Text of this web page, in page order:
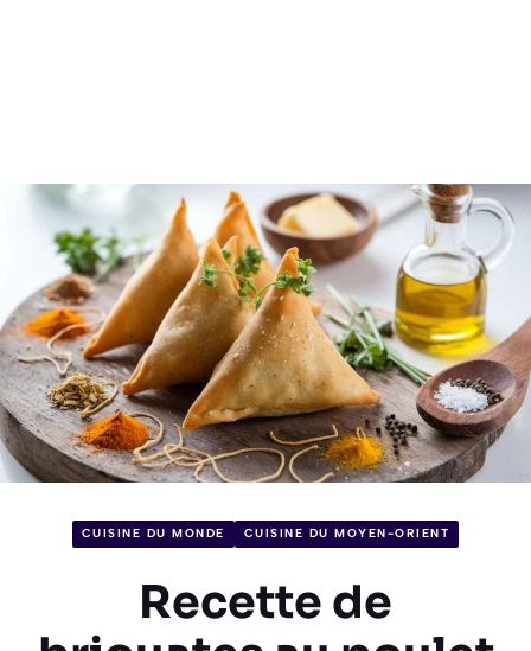
CUISINE DU MONDE CUISINE DU MOYEN-ORIENT
Recette de